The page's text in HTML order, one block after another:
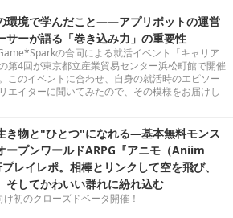
環境で学んだこと――アプリボットの運営
サーが語る「巻き込み力」の重要性
の合同による就活イベント「キャリア
第4回が東京都立産業貿易センター浜松町館で開催
このイベントに合わせ、自身の就活時のエピソー
エイターに聞いてみたので、その模様をお届けし
き物と"ひとつ"になれる―基本無料モンス
ープンワールドARPG『アニモ（Aniim
レイレポ。相棒とリンクして空を飛び、
そしてかわいい群れに紛れ込む
初のクローズドベータ開催！